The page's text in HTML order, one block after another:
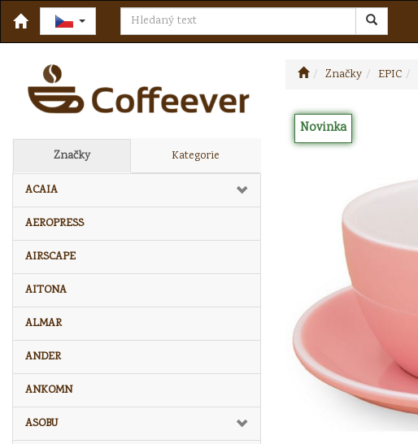
Značky Kategorie
ACAIA
AEROPRESS
AIRSCAPE
AITONA
ALMAR
ANDER
ANKOMN
ASOBU
Značky EPIC
Novinka